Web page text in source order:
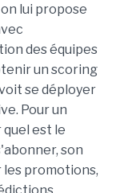
lui propose
des équipes
un scoring
se déployer
Pour un
quel est le
son
les promotions,